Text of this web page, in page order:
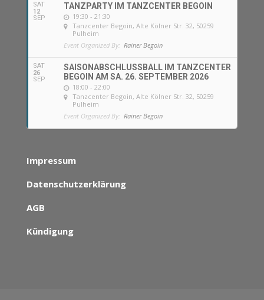
SAT
12
SEP
TANZPARTY IM TANZCENTER BEGOIN
19:30 - 21:30
Tanzcenter Begoin, Alte Kölner Str. 32, 50259
Pulheim
Event Organized By: Rainer Begoin
SAT
26
SEP
SAISONABSCHLUSSBALL IM TANZCENTER
BEGOIN AM SA. 26. SEPTEMBER 2026
18:00 - 22:00
Tanzcenter Begoin, Alte Kölner Str. 32, 50259
Pulheim
Event Organized By: Rainer Begoin
Impressum
Datenschutzerklärung
AGB
Kündigung